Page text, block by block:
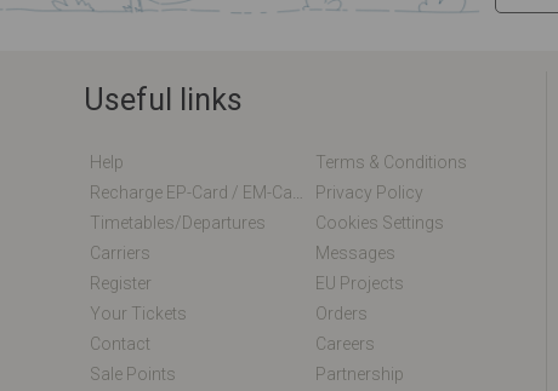
Useful links
Help
Terms & Conditions
Privacy Policy
Timetables/departures
Cookies Settings
Carriers
Messages
Register
EU Projects
Your Tickets
Orders
Contact
Careers
Sale Points
Partnership